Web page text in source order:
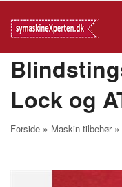
TILBUD
SYMASKINER
Lock og
Forside » Maskin tilbehør»